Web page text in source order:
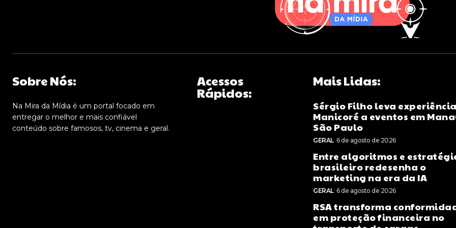
Sobre Nós:
Na Mira da Mídia é um portal focado em
entregar o melhor e mais confiável
conteúdo sobre famosos, tv, cinema e geral.
Acessos
Rápidos:
Mais Lidas:
Sérgio Filho leva
Manicoré a eventos em
São Paulo
GERAL 6 de agosto de 2026
Entre algoritmos e
brasileiro redesenha o
marketing na era da IA
GERAL 6 de agosto de 2026
RSA transforma
em proteção financeira no